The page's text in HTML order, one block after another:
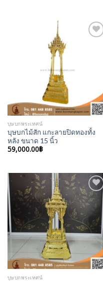
บุษบกพระเทศน์
บุษบกไม้สัก แกะลายปิดทองทั้ง
หลัง ขนาด 15 นิ้ว
59,000.00฿
Add to
Wishlist
บุษบกพระเทศน์